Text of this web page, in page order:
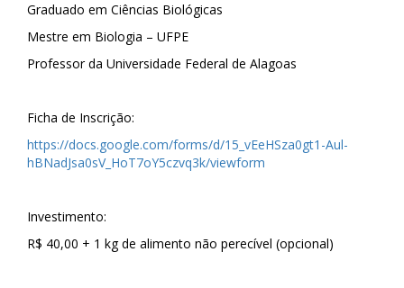
Graduado em Ciências Biológicas
Mestre em Biologia – UFPE
Professor da Universidade Federal de Alagoas
Ficha de Inscrição:
https://docs.google.com/forms/d/15_vEeHSza0gt1-Aul-
hBNadJsa0sV_HoT7oY5czvq3k/viewform
Investimento:
R$ 40,00 + 1 kg de alimento não perecível (opcional)